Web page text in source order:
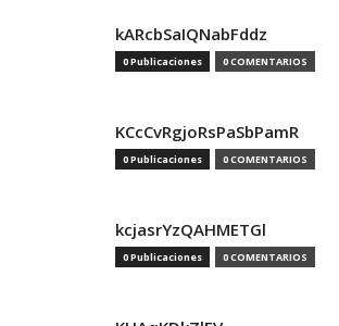
kARcbSaIQNabFddz
0 Publicaciones 0 COMENTARIOS
KCcCvRgjoRsPaSbPamR
0 Publicaciones 0 COMENTARIOS
kcjasrYzQAHMETGl
0 Publicaciones 0 COMENTARIOS